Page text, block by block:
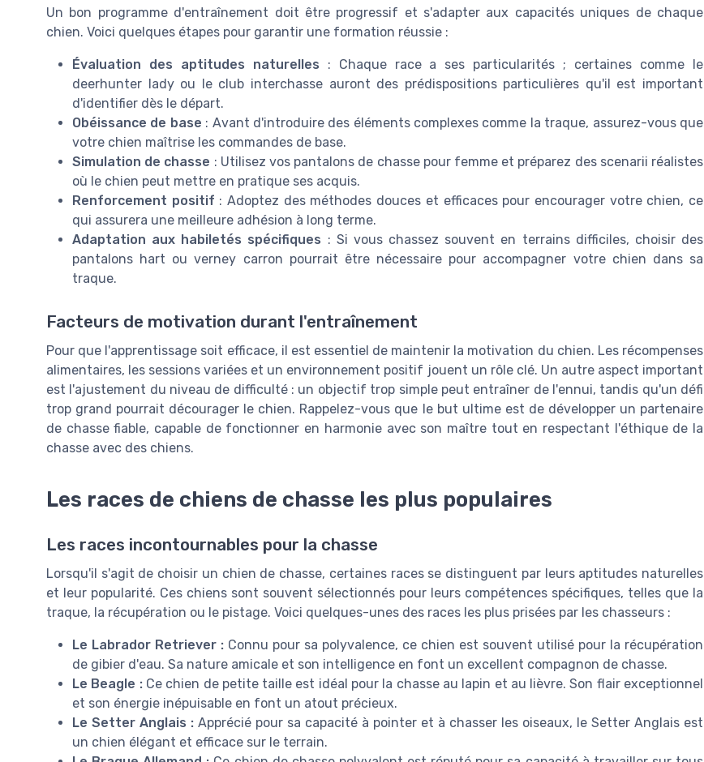
Un bon programme d'entraînement doit être progressif et s'adapter aux capacités uniques de chaque
chien. Voici quelques étapes pour garantir une formation réussie :
Évaluation des aptitudes naturelles : Chaque race a ses particularités ; certaines comme le
deerhunter lady ou le club interchasse auront des prédispositions particulières qu'il est important
d'identifier dès le départ.
Obéissance de base : Avant d'introduire des éléments complexes comme la traque, assurez-vous que
votre chien maîtrise les commandes de base.
Simulation de chasse : Utilisez vos pantalons de chasse pour femme et préparez des scenarii réalistes
où le chien peut mettre en pratique ses acquis.
Renforcement positif : Adoptez des méthodes douces et efficaces pour encourager votre chien, ce
qui assurera une meilleure adhésion à long terme.
Adaptation aux habiletés spécifiques : Si vous chassez souvent en terrains difficiles, choisir des
pantalons hart ou verney carron pourrait être nécessaire pour accompagner votre chien dans sa
traque.
Facteurs de motivation durant l'entraînement
Pour que l'apprentissage soit efficace, il est essentiel de maintenir la motivation du chien. Les récompenses
alimentaires, les sessions variées et un environnement positif jouent un rôle clé. Un autre aspect important
est l'ajustement du niveau de difficulté : un objectif trop simple peut entraîner de l'ennui, tandis qu'un défi
trop grand pourrait décourager le chien. Rappelez-vous que le but ultime est de développer un partenaire
de chasse fiable, capable de fonctionner en harmonie avec son maître tout en respectant l'éthique de la
chasse avec des chiens.
Les races de chiens de chasse les plus populaires
Les races incontournables pour la chasse
Lorsqu'il s'agit de choisir un chien de chasse, certaines races se distinguent par leurs aptitudes naturelles
et leur popularité. Ces chiens sont souvent sélectionnés pour leurs compétences spécifiques, telles que la
traque, la récupération ou le pistage. Voici quelques-unes des races les plus prisées par les chasseurs :
Le Labrador Retriever : Connu pour sa polyvalence, ce chien est souvent utilisé pour la récupération
de gibier d'eau. Sa nature amicale et son intelligence en font un excellent compagnon de chasse.
Le Beagle :Ce chien de petite taille est idéal pour la chasse au lapin et au lièvre. Son flair exceptionnel
et son énergie inépuisable en font un atout précieux.
Le Setter Anglais : Apprécié pour sa capacité à pointer et à chasser les oiseaux, le Setter Anglais est
un chien élégant et efficace sur le terrain.